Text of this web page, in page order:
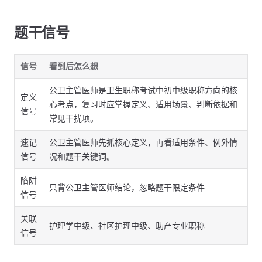
题干信号
信号 看到后怎么想
定义
信号
公卫主管医师是卫生职称考试中初中级职称方向的核
心考点，复习时应掌握定义、适用场景、判断依据和
常见干扰项。
速记
信号
公卫主管医师先抓核心定义，再看适用条件、例外情
况和题干关键词。
陷阱
信号
只背公卫主管医师结论，忽略题干限定条件
关联
信号
护理学中级、社区护理中级、助产专业职称